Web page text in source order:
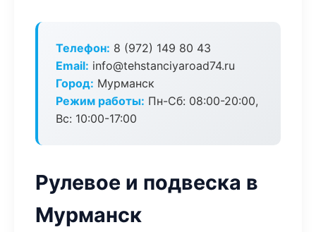
Телефон: 8 (972) 149 80 43
Email: info@tehstanciyaroad74.ru
Город: Мурманск
Режим работы: Пн-Сб: 08:00-20:00,
Вс: 10:00-17:00
Рулевое и подвеска в
Мурманск